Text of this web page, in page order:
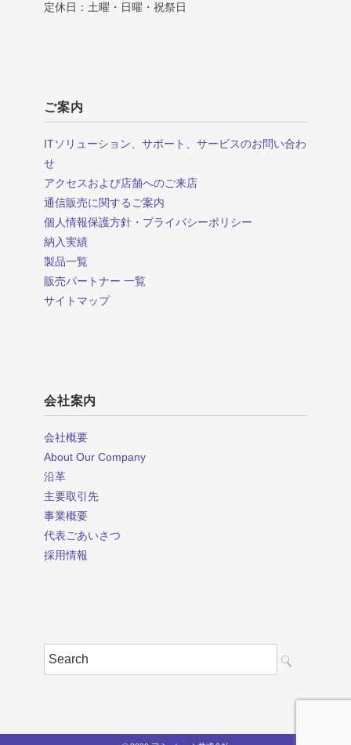
定休日：土曜・日曜・祝祭日
ご案内
ITソリューション、サポート、サービスのお問い合わ
せ
アクセスおよび店舗へのご来店
通信販売に関するご案内
個人情報保護方針・プライバシーポリシー
納入実績
製品一覧
販売パートナー 一覧
サイトマップ
会社案内
会社概要
About Our Company
沿革
主要取引先
事業概要
代表ごあいさつ
採用情報